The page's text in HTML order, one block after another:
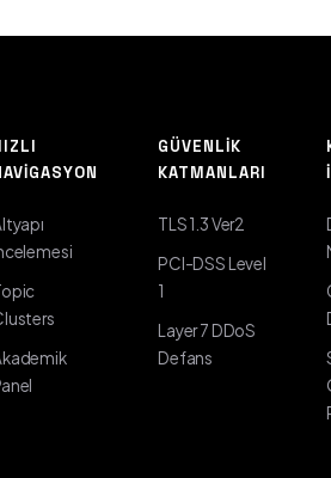
GÜVENLIK
KATMANLARI
TLS 1.3 Ver2
PCI-DSS Level
1
Layer 7 DDoS
Defans